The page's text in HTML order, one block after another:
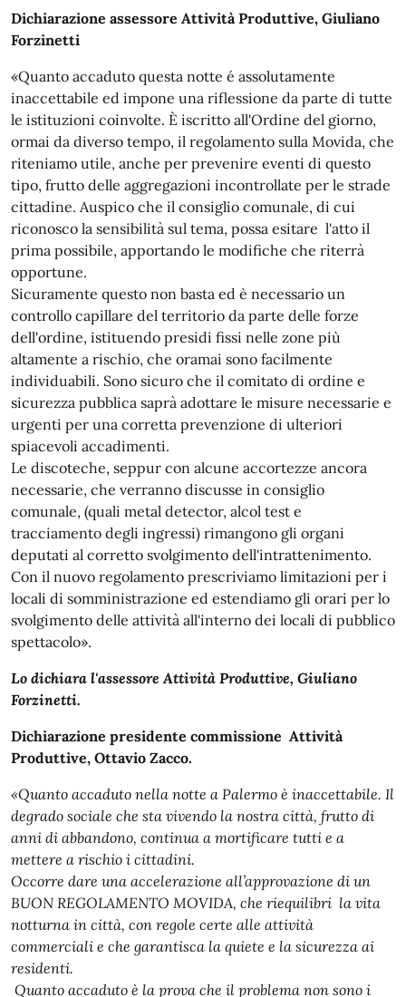
Dichiarazione assessore Attività Produttive, Giuliano
Forzinetti
«Quanto accaduto questa notte é assolutamente
inaccettabile ed impone una riflessione da parte di tutte
le istituzioni coinvolte. È iscritto all'Ordine del giorno,
ormai da diverso tempo, il regolamento sulla Movida, che
riteniamo utile, anche per prevenire eventi di questo
tipo, frutto delle aggregazioni incontrollate per le strade
cittadine. Auspico che il consiglio comunale, di cui
riconosco la sensibilità sul tema, possa esitare l'atto il
prima possibile, apportando le modifiche che riterrà
opportune.
Sicuramente questo non basta ed è necessario un
controllo capillare del territorio da parte delle forze
dell'ordine, istituendo presidi fissi nelle zone più
altamente a rischio, che oramai sono facilmente
individuabili. Sono sicuro che il comitato di ordine e
sicurezza pubblica saprà adottare le misure necessarie e
urgenti per una corretta prevenzione di ulteriori
spiacevoli accadimenti.
Le discoteche, seppur con alcune accortezze ancora
necessarie, che verranno discusse in consiglio
comunale, (quali metal detector, alcol test e
tracciamento degli ingressi) rimangono gli organi
deputati al corretto svolgimento dell'intrattenimento.
Con il nuovo regolamento prescriviamo limitazioni per i
locali di somministrazione ed estendiamo gli orari per lo
svolgimento delle attività all'interno dei locali di pubblico
spettacolo».
Lo dichiara l'assessore Attività Produttive, Giuliano
Forzinetti.
Dichiarazione presidente commissione Attività
Produttive, Ottavio Zacco.
«Quanto accaduto nella notte a Palermo è inaccettabile. Il
degrado sociale che sta vivendo la nostra città, frutto di
anni di abbandono, continua a mortificare tutti e a
mettere a rischio i cittadini.
Occorre dare una accelerazione all’approvazione di un
BUON REGOLAMENTO MOVIDA, che riequilibri la vita
notturna in città, con regole certe alle attività
commerciali e che garantisca la quiete e la sicurezza ai
residenti.
Quanto accaduto è la prova che il problema non sono i